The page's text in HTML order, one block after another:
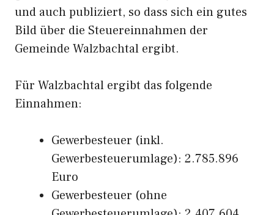
und auch publiziert, so dass sich ein gutes
Bild über die Steuereinnahmen der
Gemeinde Walzbachtal ergibt.
Für Walzbachtal ergibt das folgende
Einnahmen:
Gewerbesteuer (inkl.
Gewerbesteuerumlage): 2.785.896
Euro
Gewerbesteuer (ohne